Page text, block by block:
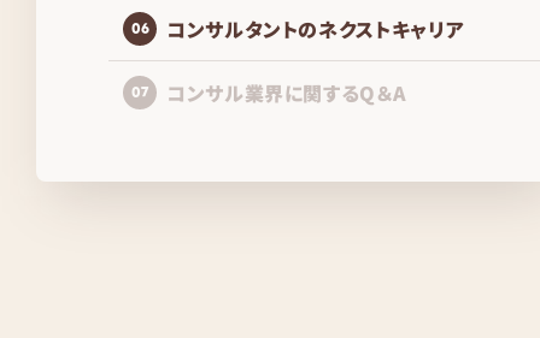
06 コンサルタントのネクストキャリア
07 コンサル業界に関するQ＆A